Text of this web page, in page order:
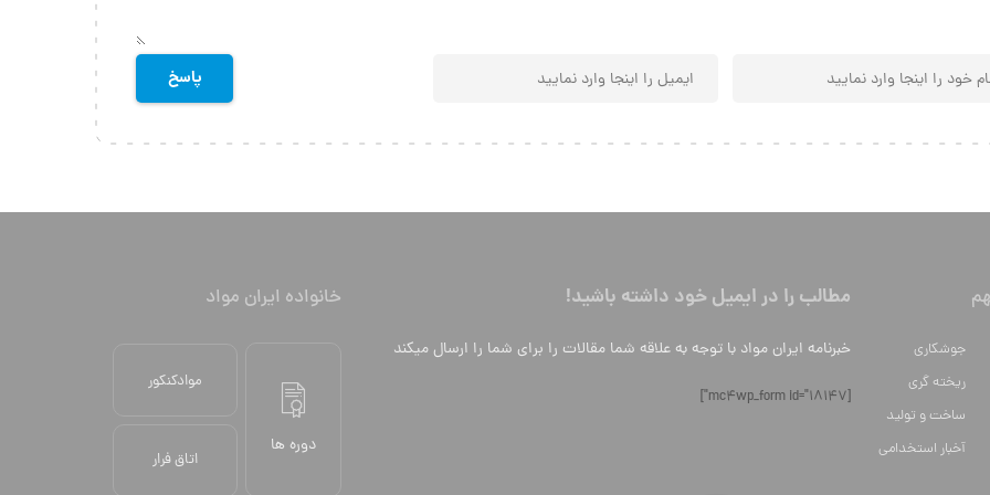
جوشکاری
ریخته گری
ساخت و تولید
آخبار استخدامی
مطالب را در ایمیل خود داشته باشید!
خبرنامه ایران مواد با توجه به علاقه شما مقالات را برای شما را ارسال میکند
[mc4wp_form id="18147"]
خانواده ایران مواد
دوره ها
موادکنکور
اتاق فرار